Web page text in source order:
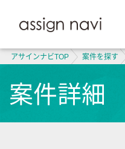
アサインナビTOP 案件を探す
案件詳細